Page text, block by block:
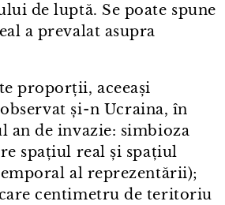
de luptă. Se poate spune
a prevalat asupra
proporții, aceeași
și⁠-⁠n Ucraina, în
an de invazie: simbioza
spațiul real și spațiul
al reprezentării);
centimetru de teritoriu